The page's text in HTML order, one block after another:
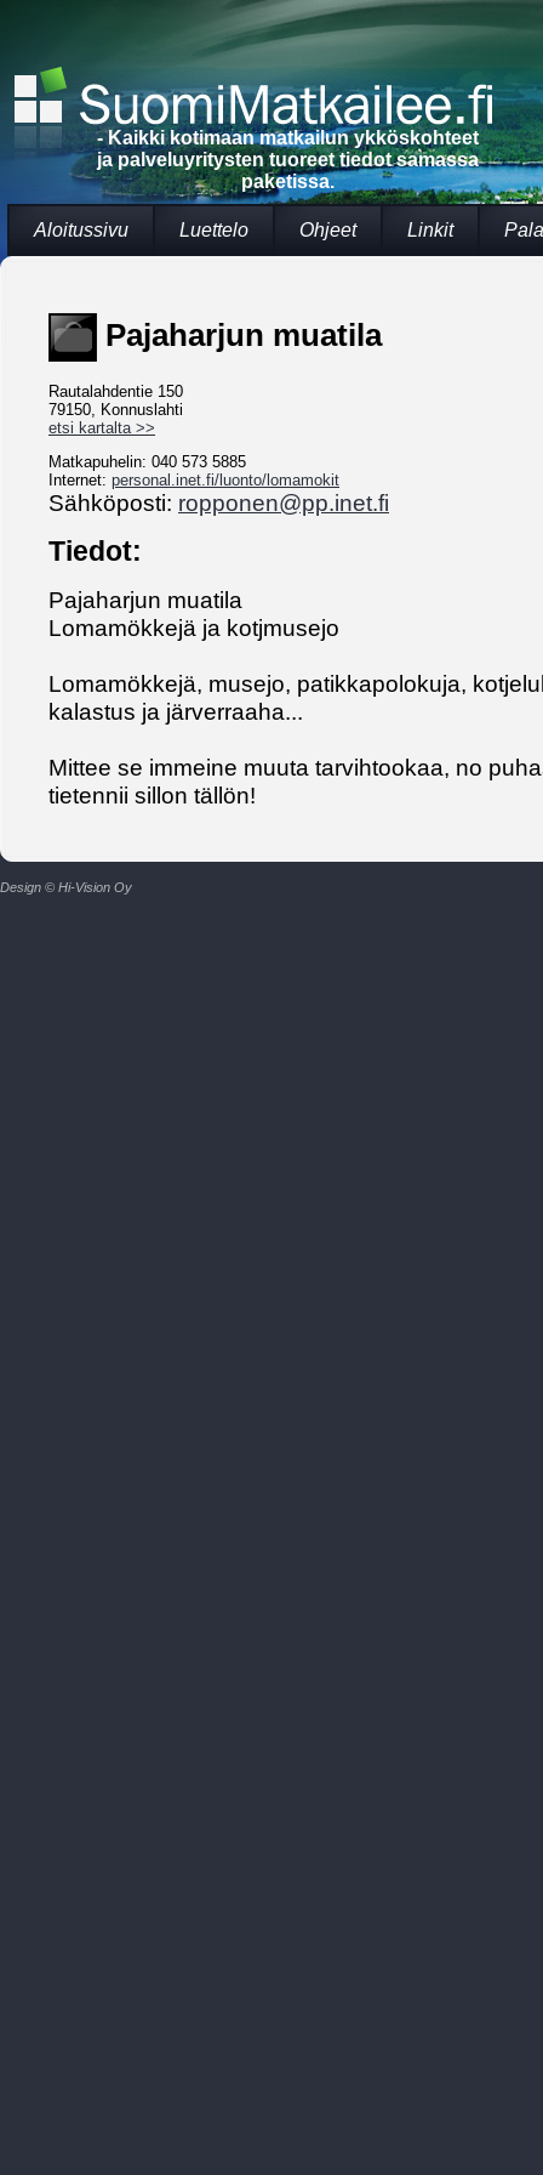
- Kaikki kotimaan matkailun ykköskohteet
ja palveluyritysten tuoreet tiedot samassa
paketissa.
Aloitussivu Luettelo Ohjeet Linkit
Pajaharjun muatila
Rautalahdentie 150
79150, Konnuslahti
etsi kartalta >>
Matkapuhelin: 040 573 5885
Internet: personal.inet.fi/luonto/lomamokit
Sähköposti: ropponen@pp.inet.fi
Tiedot:
Pajaharjun muatila
Lomamökkejä ja kotjmusejo
Lomamökkejä, musejo, patikkapolokuja,
kalastus ja järverraaha...
Mittee se immeine muuta tarvihtookaa, no
tietennii sillon tällön!
Design © Hi-Vision Oy